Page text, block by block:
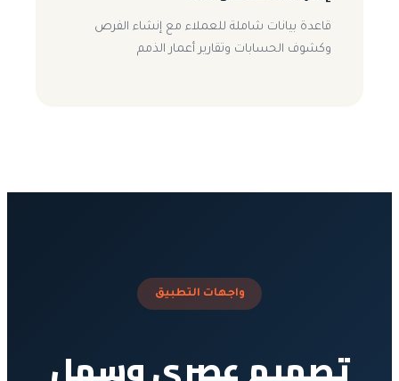
قاعدة بيانات شاملة للعملاء مع إنشاء الفرص
وكشوف الحسابات وتقارير أعمار الذمم
واجهات التطبيق